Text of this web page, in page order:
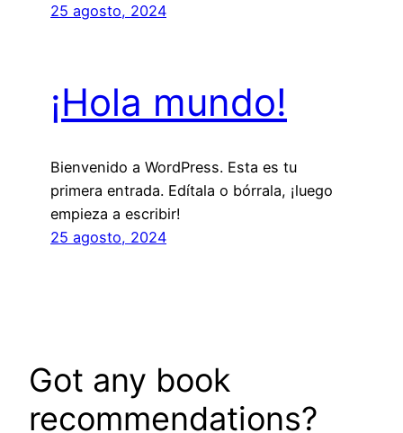
25 agosto, 2024
¡Hola mundo!
Bienvenido a WordPress. Esta es tu
primera entrada. Edítala o bórrala, ¡luego
empieza a escribir!
25 agosto, 2024
Got any book
recommendations?